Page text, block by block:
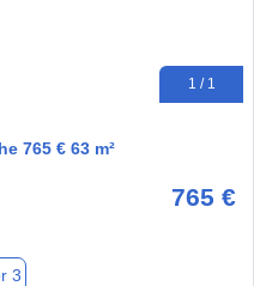
1 / 1
765 € 63 m²
765 €
3